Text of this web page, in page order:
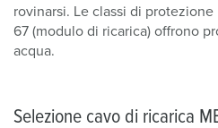
rovinarsi. Le classi di protezione
67 (modulo di ricarica) offrono
acqua.
Selezione cavo di ricarica